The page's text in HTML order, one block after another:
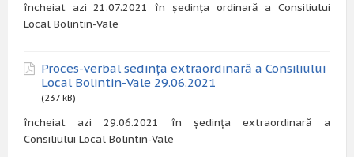
încheiat azi 21.07.2021 în ședința ordinară a Consiliului
Local Bolintin-Vale
Proces-verbal sedința extraordinară a Consiliului
Local Bolintin-Vale 29.06.2021
(237 kB)
încheiat azi 29.06.2021 în ședința extraordinară a
Consiliului Local Bolintin-Vale